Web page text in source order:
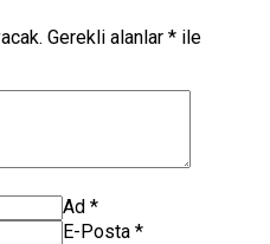
Gerekli alanlar * ile
Ad *
E-Posta *